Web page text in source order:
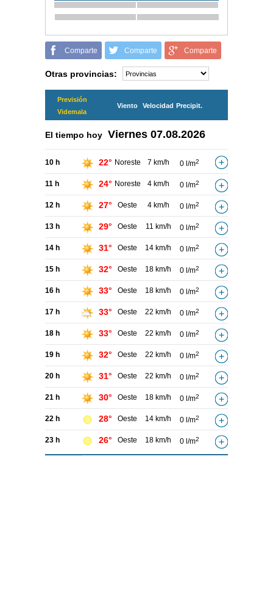
Comparte Comparte Comparte
Otras provincias:
Previsión
Videmala
Viento Velocidad Precipit.
El tiempo hoy Viernes 07.08.2026
10 h 22° Noreste 7 km/h 0 l/m2
11 h 24° Noreste 4 km/h 0 l/m2
12 h 27° Oeste 4 km/h 0 l/m2
13 h 29° Oeste 11 km/h 0 l/m2
14 h 31° Oeste 14 km/h 0 l/m2
15 h 32° Oeste 18 km/h 0 l/m2
16 h 33° Oeste 18 km/h 0 l/m2
17 h 33° Oeste 22 km/h 0 l/m2
18 h 33° Oeste 22 km/h 0 l/m2
19 h 32° Oeste 22 km/h 0 l/m2
20 h 31° Oeste 22 km/h 0 l/m2
21 h 30° Oeste 18 km/h 0 l/m2
22 h 28° Oeste 14 km/h 0 l/m2
23 h 26° Oeste 18 km/h 0 l/m2